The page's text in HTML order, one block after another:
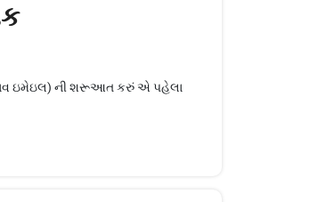
નવ ઇમેઇલ) ની શરૂઆત કરું એ પહેલા